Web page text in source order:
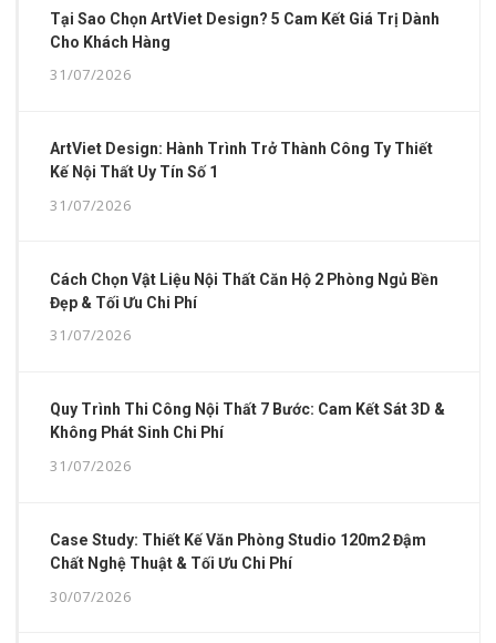
Tại Sao Chọn ArtViet Design? 5 Cam Kết Giá Trị Dành
Cho Khách Hàng
31/07/2026
ArtViet Design: Hành Trình Trở Thành Công Ty Thiết
Kế Nội Thất Uy Tín Số 1
31/07/2026
Cách Chọn Vật Liệu Nội Thất Căn Hộ 2 Phòng Ngủ Bền
Đẹp & Tối Ưu Chi Phí
31/07/2026
Quy Trình Thi Công Nội Thất 7 Bước: Cam Kết Sát 3D &
Không Phát Sinh Chi Phí
31/07/2026
Case Study: Thiết Kế Văn Phòng Studio 120m2 Đậm
Chất Nghệ Thuật & Tối Ưu Chi Phí
30/07/2026